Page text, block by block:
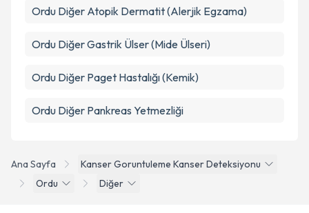
Ana Sayfa
Kanser Goruntuleme Kanser Deteksiyonu
Ordu
Diğer
Ordu Diğer Atopik Dermatit (Alerjik Egzama)
Ordu Diğer Gastrik Ülser (Mide Ülseri)
Ordu Diğer Paget Hastalığı (Kemik)
Ordu Diğer Pankreas Yetmezliği